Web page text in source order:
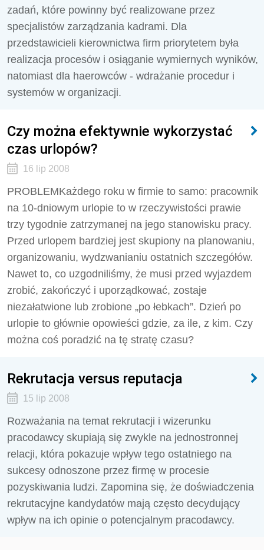
zadań, które powinny być realizowane przez
specjalistów zarządzania kadrami. Dla
przedstawicieli kierownictwa firm priorytetem była
realizacja procesów i osiąganie wymiernych wyników,
natomiast dla haerowców - wdrażanie procedur i
systemów w organizacji.
Czy można efektywnie wykorzystać
czas urlopów?
16 lip 2008
PROBLEMKażdego roku w firmie to samo: pracownik
na 10-dniowym urlopie to w rzeczywistości prawie
trzy tygodnie zatrzymanej na jego stanowisku pracy.
Przed urlopem bardziej jest skupiony na planowaniu,
organizowaniu, wydzwanianiu ostatnich szczegółów.
Nawet to, co uzgodniliśmy, że musi przed wyjazdem
zrobić, zakończyć i uporządkować, zostaje
niezałatwione lub zrobione „po łebkach”. Dzień po
urlopie to głównie opowieści gdzie, za ile, z kim. Czy
można coś poradzić na tę stratę czasu?
Rekrutacja versus reputacja
15 lip 2008
Rozważania na temat rekrutacji i wizerunku
pracodawcy skupiają się zwykle na jednostronnej
relacji, która pokazuje wpływ tego ostatniego na
sukcesy odnoszone przez firmę w procesie
pozyskiwania ludzi. Zapomina się, że doświadczenia
rekrutacyjne kandydatów mają często decydujący
wpływ na ich opinie o potencjalnym pracodawcy.